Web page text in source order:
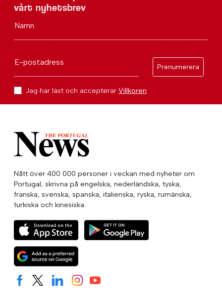
vårt nyhetsbrev
Namn
E-postadress
Prenumerera
Jag har läst och accepterar Villkoren
Nått över 400 000 personer i veckan med nyheter om
Portugal, skrivna på engelska, nederländska, tyska,
franska, svenska, spanska, italienska, ryska, rumänska,
turkiska och kinesiska.